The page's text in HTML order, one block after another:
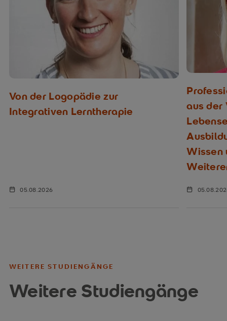
Von der Logopädie zur
Integrativen Lerntherapie
05.08.2026
aus der
Wissen
WEITERE STUDIENGÄNGE
Weitere Studiengänge